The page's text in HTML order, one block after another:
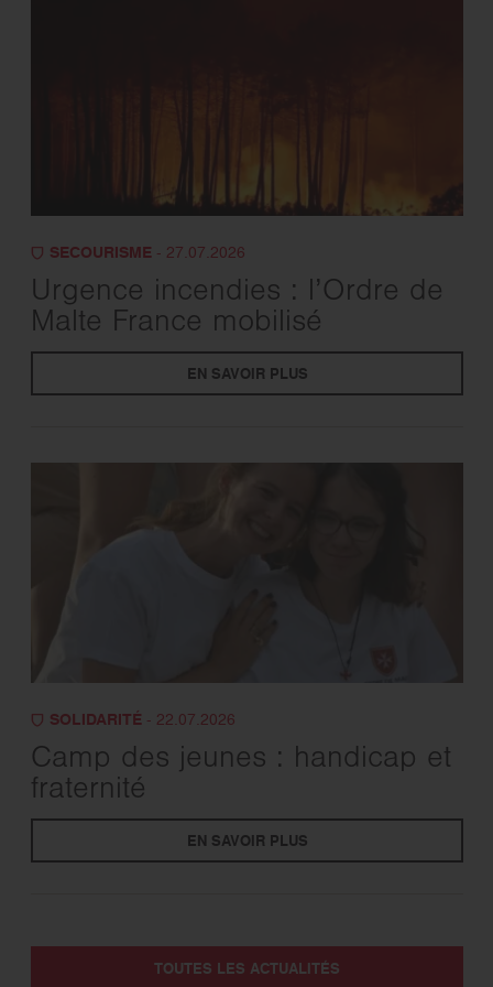
SECOURISME- 27.07.2026
Urgence incendies : l’Ordre de
Malte France mobilisé
EN SAVOIR PLUS
SOLIDARITÉ- 22.07.2026
Camp des jeunes : handicap et
fraternité
EN SAVOIR PLUS
TOUTES LES ACTUALITÉS